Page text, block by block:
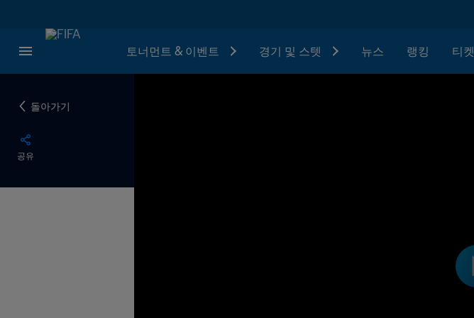
토너먼트 & 이벤트 경기 및 스텟 뉴스 랭킹 티
돌아가기
공유